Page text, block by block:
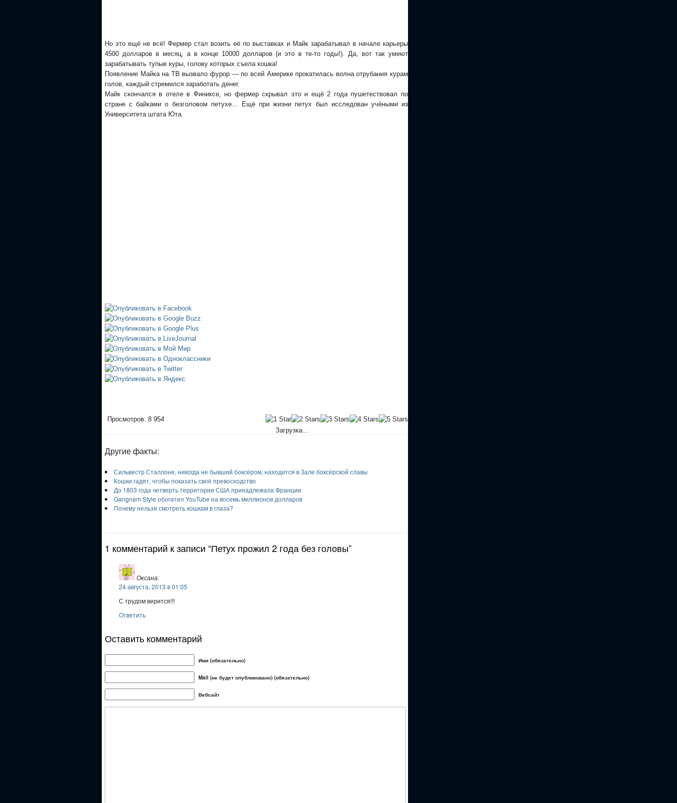
Но это ещё не всё! Фермер стал возить её по выставках и Майк зарабатывал в начале карьеры
4500 долларов в месяц, а в конце 10000 долларов (и это в те-то годы!). Да, вот так умеют
зарабатывать тупые куры, голову которых съела кошка!
Появление Майка на ТВ вызвало фурор — по всей Америке прокатилась волна отрубания курам
голов, каждый стремился заработать денег.
Майк скончался в отеле в Финиксе, но фермер скрывал это и ещё 2 года пушетествовал по
стране с байками о безголовом петухе… Ещё при жизни петух был исследован учёными из
Университета штата Юта.
Просмотров: 8 954
Загрузка...
Другие факты:
Сильвестр Сталлоне, никогда не бывший боксёром, находится в Зале боксёрской славы
Кошки гадят, чтобы показать своё превосходство
До 1803 года четверть территории США принадлежала Франции
Gangnam Style обогатил YouTube на восемь миллионов долларов
Почему нельзя смотреть кошкам в глаза?
1 комментарий к записи “Петух прожил 2 года без головы”
Оксана:
24 августа, 2013 в 01:05
С трудом верится!!!
Ответить
Оставить комментарий
Имя (обязательно)
Mail (не будет опубликовано) (обязательно)
Вебсайт